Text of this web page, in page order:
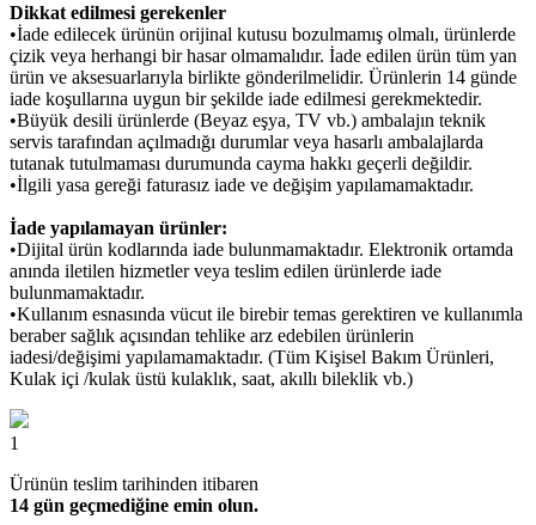
Dikkat edilmesi gerekenler
•İade edilecek ürünün orijinal kutusu bozulmamış olmalı, ürünlerde
çizik veya herhangi bir hasar olmamalıdır. İade edilen ürün tüm yan
ürün ve aksesuarlarıyla birlikte gönderilmelidir. Ürünlerin 14 günde
iade koşullarına uygun bir şekilde iade edilmesi gerekmektedir.
•Büyük desili ürünlerde (Beyaz eşya, TV vb.) ambalajın teknik
servis tarafından açılmadığı durumlar veya hasarlı ambalajlarda
tutanak tutulmaması durumunda cayma hakkı geçerli değildir.
•İlgili yasa gereği faturasız iade ve değişim yapılamamaktadır.
İade yapılamayan ürünler:
•Dijital ürün kodlarında iade bulunmamaktadır. Elektronik ortamda
anında iletilen hizmetler veya teslim edilen ürünlerde iade
bulunmamaktadır.
•Kullanım esnasında vücut ile birebir temas gerektiren ve kullanımla
beraber sağlık açısından tehlike arz edebilen ürünlerin
iadesi/değişimi yapılamamaktadır. (Tüm Kişisel Bakım Ürünleri,
Kulak içi /kulak üstü kulaklık, saat, akıllı bileklik vb.)
1
Ürünün teslim tarihinden itibaren
14 gün geçmediğine emin olun.